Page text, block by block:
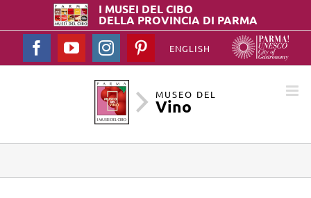
I MUSEI DELCIBO
DELLA PROVINCIA DI PARMA
ENGLISH
FacebookYouTubeInstagramPinterest
MUSEO DEL
Vino